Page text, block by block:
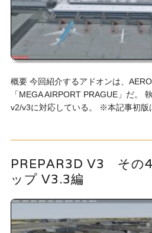
概要 今回紹介するアドオンは、
「MEGA AIRPORT PRAGUE」だ。
v2/v3に対応している。 ※本記事初版
PREPAR3D V3 その
ップ V3.3編